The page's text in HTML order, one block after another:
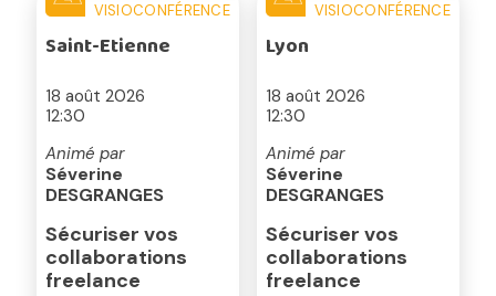
VISIOCONFÉRENCE
Saint-Etienne
18 août 2026
12:30
Animé par
Séverine
DESGRANGES
Sécuriser vos
collaborations
freelance
VISIOCONFÉRENCE
Lyon
18 août 2026
12:30
Animé par
Séverine
DESGRANGES
Sécuriser vos
collaborations
freelance